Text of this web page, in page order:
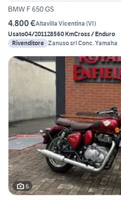
BMW F 650 GS
4.800 €Altavilla Vicentina (VI)
Usato04/201128560 KmCross / Enduro
Rivenditore Zanuso srl Conc. Yamaha
6